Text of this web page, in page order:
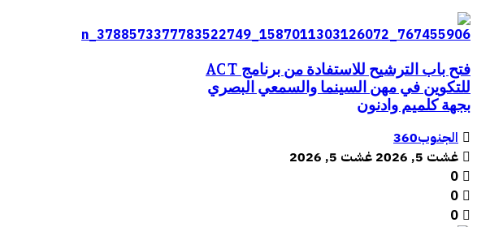
فتح باب الترشيح للاستفادة من برنامج ACT
للتكوين في مهن السينما والسمعي البصري
بجهة كلميم وادنون
الجنوب360
غشت 5, 2026
غشت 5, 2026
0
0
0